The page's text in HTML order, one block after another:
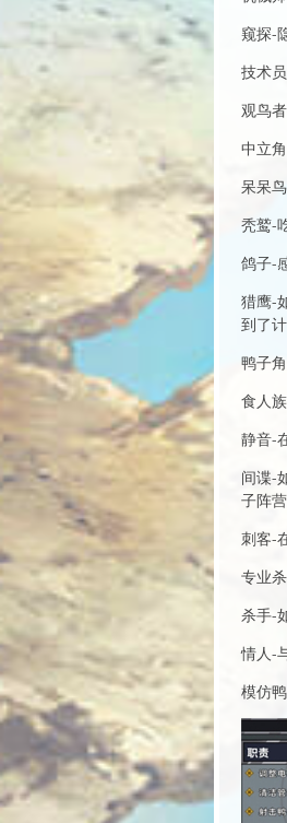
窥探-
技术
观鸟
中立
呆呆
秃鹫-
鸽子-
猎鹰-
到了
鸭子
食人
静音-
间谍-
子阵
刺客-
专业
杀手-
情人-
模仿